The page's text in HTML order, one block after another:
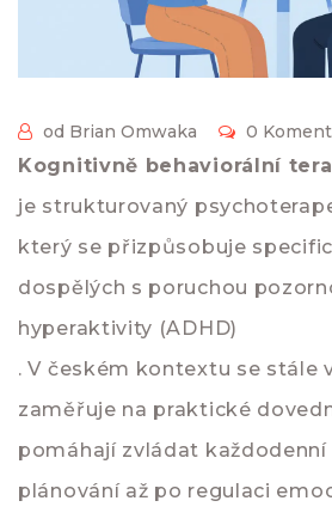
od Brian Omwaka 0
Kognitivně behaviorální
je strukturovaný
který se přizpůsobuje
dospělých s poruchou
hyperaktivity (ADHD)
. V českém kontextu se stále
zaměřuje na praktické
pomáhají zvládat každodenní
plánování až po regulaci